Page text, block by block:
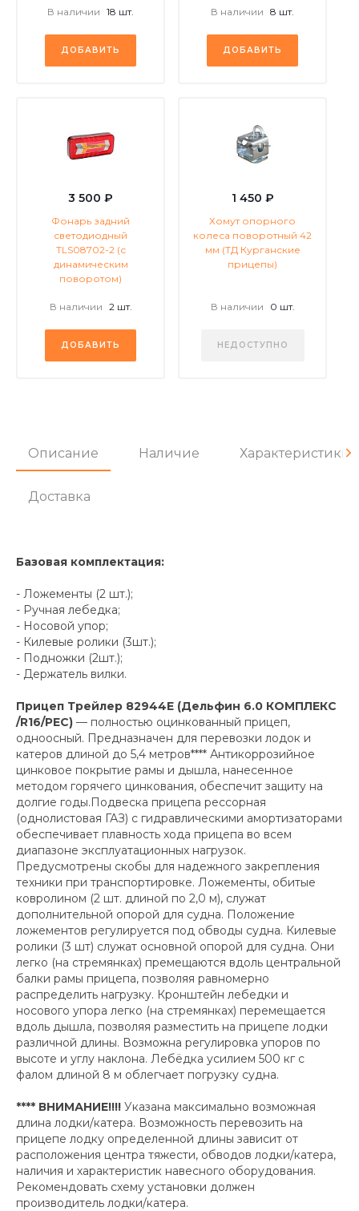
В наличии 18 шт.
ДОБАВИТЬ
В наличии 8 шт.
ДОБАВИТЬ
3 500 ₽
Фонарь задний
светодиодный
TLS08702-2 (с
динамическим
поворотом)
В наличии 2 шт.
ДОБАВИТЬ
1 450 ₽
Хомут опорного
колеса поворотный 42
мм (ТД Курганские
прицепы)
В наличии 0 шт.
НЕДОСТУПНО
Описание Наличие Характеристики
Доставка
Базовая комплектация:
- Ложементы (2 шт.);
- Ручная лебедка;
- Носовой упор;
- Килевые ролики (3шт.);
- Подножки (2шт.);
- Держатель вилки.
Прицеп Трейлер 82944Е (Дельфин 6.0 КОМПЛЕКС
/R16/РЕС) — полностью оцинкованный прицеп,
одноосный. Предназначен для перевозки лодок и
катеров длиной до 5,4 метров**** Антикоррозийное
цинковое покрытие рамы и дышла, нанесенное
методом горячего цинкования, обеспечит защиту на
долгие годы.Подвеска прицепа рессорная
(однолистовая ГАЗ) c гидравлическими амортизаторами
обеспечивает плавность хода прицепа во всем
диапазоне эксплуатационных нагрузок.
Предусмотрены скобы для надежного закрепления
техники при транспортировке. Ложементы, обитые
ковролином (2 шт. длиной по 2,0 м), служат
дополнительной опорой для судна. Положение
ложементов регулируется под обводы судна. Килевые
ролики (3 шт) служат основной опорой для судна. Они
легко (на стремянках) премещаются вдоль центральной
балки рамы прицепа, позволяя равномерно
распределить нагрузку. Кронштейн лебедки и
носового упора легко (на стремянках) перемещается
вдоль дышла, позволяя разместить на прицепе лодки
различной длины. Возможна регулировка упоров по
высоте и углу наклона. Лебёдка усилием 500 кг с
фалом длиной 8 м облегчает погрузку судна.
**** ВНИМАНИЕ!!!! Указана максимально возможная
длина лодки/катера. Возможность перевозить на
прицепе лодку определенной длины зависит от
расположения центра тяжести, обводов лодки/катера,
наличия и характеристик навесного оборудования.
Рекомендовать схему установки должен
производитель лодки/катера.